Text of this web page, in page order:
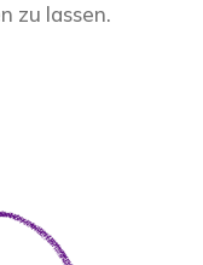
zu lassen.